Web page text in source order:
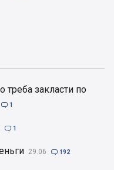
треба закласти по
 1
 1
29.06  192